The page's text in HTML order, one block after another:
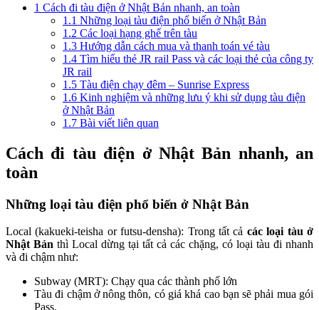
1 Cách đi tàu điện ở Nhật Bản nhanh, an toàn
1.1 Những loại tàu điện phổ biến ở Nhật Bản
1.2 Các loại hạng ghế trên tàu
1.3 Hướng dẫn cách mua và thanh toán vé tàu
1.4 Tìm hiểu thẻ JR rail Pass và các loại thẻ của công ty
JR rail
1.5 Tàu điện chạy đêm – Sunrise Express
1.6 Kinh nghiệm và những lưu ý khi sử dụng tàu điện
ở Nhật Bản
1.7 Bài viết liên quan
Cách đi tàu điện ở Nhật Bản nhanh, an
toàn
Những loại tàu điện phổ biến ở Nhật Bản
Local (kakueki-teisha or futsu-densha): Trong tất cả các loại tàu ở
Nhật Bản thì Local dừng tại tất cả các chặng, có loại tàu đi nhanh
và đi chậm như:
Subway (MRT): Chạy qua các thành phố lớn
Tàu đi chậm ở nông thôn, có giá khá cao bạn sẽ phải mua gói
Pass.